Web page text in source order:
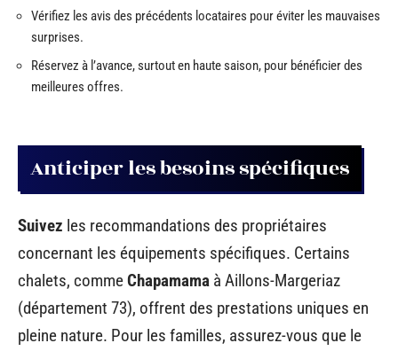
Vérifiez les avis des précédents locataires pour éviter les mauvaises
surprises.
Réservez à l’avance, surtout en haute saison, pour bénéficier des
meilleures offres.
Anticiper les besoins spécifiques
Suivez les recommandations des propriétaires
concernant les équipements spécifiques. Certains
chalets, commeChapamama à Aillons-Margeriaz
(département 73), offrent des prestations uniques en
pleine nature. Pour les familles, assurez-vous que le